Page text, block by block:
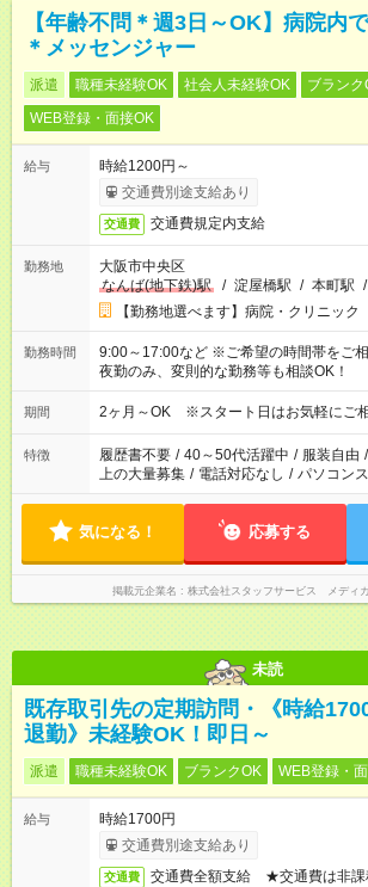
【年齢不問＊週3日～OK】病院内
＊メッセンジャー
派遣 職種未経験OK 社会人未経験OK
ブランク
WEB登録・面接OK
給与
時給1200円～
交通費別途支給あり
交通費 交通費規定内支給
勤務地
大阪市中央区
なんば(地下鉄)駅
/ 淀屋橋駅 / 本町駅 /
【勤務地選べます】病院・クリニック
勤務時間
9:00～17:00など ※ご希望の時間帯をご相談ください。 ※日勤、
夜勤のみ、変則的な勤務等も相談OK！
期間 2ヶ月～OK ※スタート日はお気軽にご相
特徴 履歴書不要 / 40～50代活躍中 / 服装自由 /
上の大量募集 / 電話対応なし / パソコン
気になる！ 応募する
掲載元企業名 株式会社スタッフサービス メディ
未読
既存取引先の定期訪問・《時給
退勤》未経験OK！即日～
派遣 職種未経験OK ブランクOK WEB登録・
給与
時給1700円
交通費別途支給あり
交通費
交通費全額支給 ★交通費は非課